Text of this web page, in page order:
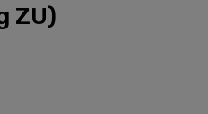
ZU)